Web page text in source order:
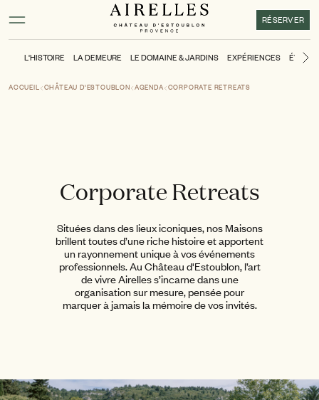
Activer le mode contraste élevé
RÉSERVER
L'HISTOIRE LA DEMEURE LE DOMAINE & JARDINS EXPÉRIENCES
ACCUEIL CHÂTEAU D'ESTOUBLON AGENDA CORPORATE RETREATS
Corporate Retreats
Situées dans des lieux iconiques, nos Maisons
brillent toutes d’une riche histoire et apportent
un rayonnement unique à vos événements
professionnels. Au Château d'Estoublon, l’art
de vivre Airelles s’incarne dans une
organisation sur mesure, pensée pour
marquer à jamais la mémoire de vos invités.